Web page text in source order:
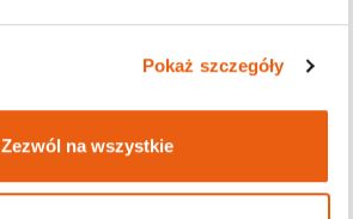
Pokaż szczegóły
Zezwól na wszystkie